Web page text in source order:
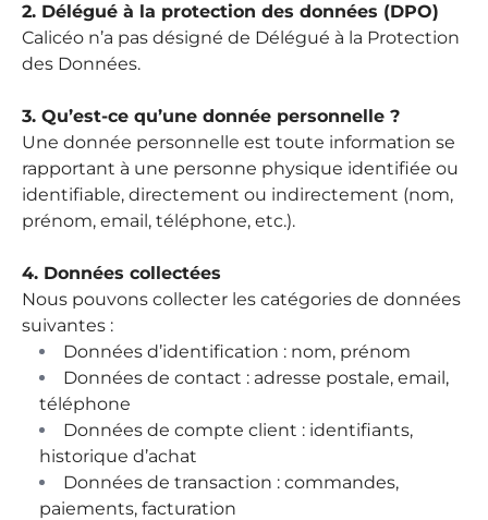
2. Délégué à la protection des données (DPO)
Calicéo n’a pas désigné de Délégué à la Protection
des Données.
3. Qu’est-ce qu’une donnée personnelle ?
Une donnée personnelle est toute information se
rapportant à une personne physique identifiée ou
identifiable, directement ou indirectement (nom,
prénom, email, téléphone, etc.).
4. Données collectées
Nous pouvons collecter les catégories de données
suivantes :
Données d’identification : nom, prénom
Données de contact : adresse postale, email,
téléphone
Données de compte client : identifiants,
historique d’achat
Données de transaction : commandes,
paiements, facturation